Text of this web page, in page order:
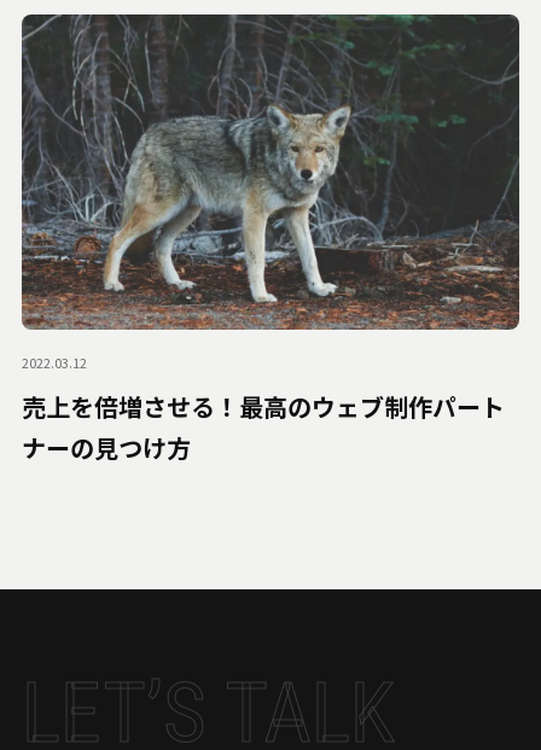
2022.03.12
売上を倍増させる！最高のウェブ制作パート
ナーの見つけ方
LET’S TALK